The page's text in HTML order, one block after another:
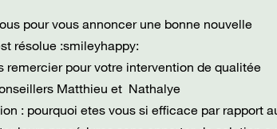
pour vous annoncer une bonne nouvelle
résolue :smileyhappy:
remercier pour votre intervention de qualitée
Matthieu et Nathalye
: pourquoi etes vous si efficace par rapport